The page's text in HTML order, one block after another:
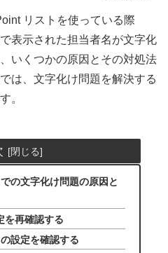
リストを使っている際
表示された担当者名が文字化
いくつかの原因とその対処法
は、文字化け問題を解決する
。
の文字化け問題の原因と
再確認する
設定を確認する